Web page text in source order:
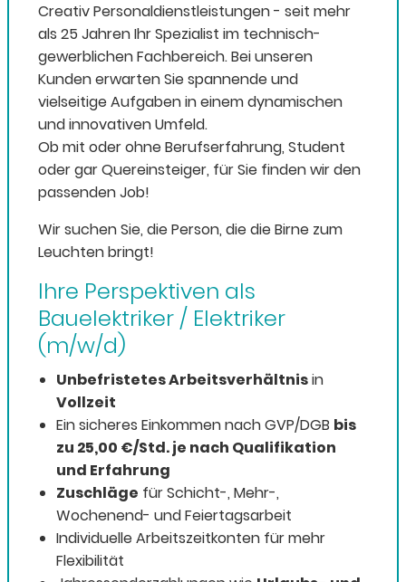
Creativ Personaldienstleistungen - seit mehr
als 25 Jahren Ihr Spezialist im technisch-
gewerblichen Fachbereich. Bei unseren
Kunden erwarten Sie spannende und
vielseitige Aufgaben in einem dynamischen
und innovativen Umfeld.
Ob mit oder ohne Berufserfahrung, Student
oder gar Quereinsteiger, für Sie finden wir den
passenden Job!
Wir suchen Sie, die Person, die die Birne zum
Leuchten bringt!
Ihre Perspektiven als
Bauelektriker / Elektriker
(m/w/d)
Unbefristetes Arbeitsverhältnisin
Vollzeit
Ein sicheres Einkommen nach GVP/DGB bis
zu 25,00 €/Std.je nach Qualifikation
und Erfahrung
Zuschläge für Schicht-, Mehr-,
Wochenend- und Feiertagsarbeit
Individuelle Arbeitszeitkonten für mehr
Flexibilität